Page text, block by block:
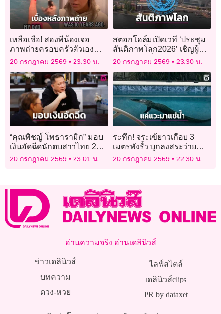
เหลือเชื่อ! สองพี่น้องเจอ
ภาพถ่ายครอบครัวตัวเอง
แขวนโชว์บนผนังบ้านเช่า
Airbnb
20 กรกฎาคม 2569 23:30 น.
สตอกโฮล์มเปิดเวที ‘ประชุม
สันติภาพโลก2026’ เชิญผู้นำ-
นักสันติวิธีทั่วโลกร่วมงาน
20 กรกฎาคม 2569 23:30 น.
“คุณพิชญ์ โพธารามิก” มอบ
เงินอัดฉีดนักตบสาวไทย 2
ล้านบาท
20 กรกฎาคม 2569 23:01 น.
ระทึก! จระเข้ยาวเกือบ 3
เมตรพังรั้ว บุกลงสระว่ายน้ำ
ในบ้านพัก
20 กรกฎาคม 2569 22:30 น.
อ่านความจริง อ่านเดลินิวส์
ข่าวเดลินิวส์
บทความ
ดวง-หวย
ไลฟ์สไตล์
เดลินิวส์clips
PR by dataxet